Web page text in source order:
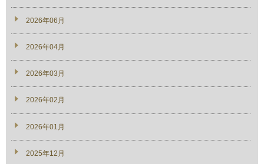
2026年06月
2026年04月
2026年03月
2026年02月
2026年01月
2025年12月